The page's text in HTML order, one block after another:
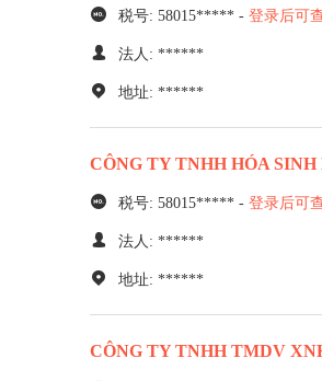
税号: 58015***** - 登录后可
法人: ******
地址: ******
CÔNG TY TNHH HÓA
税号: 58015***** - 登录后可
法人: ******
地址: ******
CÔNG TY TNHH TMDV